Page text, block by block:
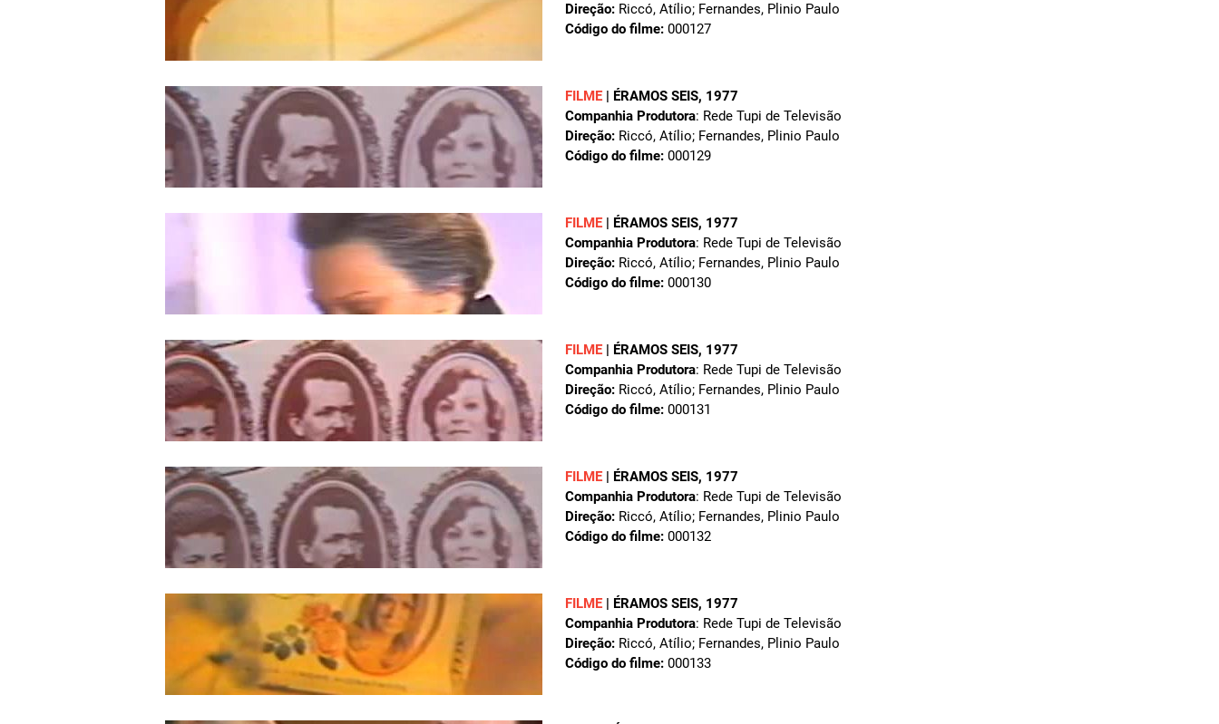
Direção: Riccó, Atílio; Fernandes, Plinio Paulo
Código do filme: 000127
FILME | ÉRAMOS SEIS, 1977
Companhia Produtora: Rede Tupi de Televisão
Direção: Riccó, Atílio; Fernandes, Plinio Paulo
Código do filme: 000129
FILME | ÉRAMOS SEIS, 1977
Companhia Produtora: Rede Tupi de Televisão
Direção: Riccó, Atílio; Fernandes, Plinio Paulo
Código do filme: 000130
FILME | ÉRAMOS SEIS, 1977
Companhia Produtora: Rede Tupi de Televisão
Direção: Riccó, Atílio; Fernandes, Plinio Paulo
Código do filme: 000131
FILME | ÉRAMOS SEIS, 1977
Companhia Produtora: Rede Tupi de Televisão
Direção: Riccó, Atílio; Fernandes, Plinio Paulo
Código do filme: 000132
FILME | ÉRAMOS SEIS, 1977
Companhia Produtora: Rede Tupi de Televisão
Direção: Riccó, Atílio; Fernandes, Plinio Paulo
Código do filme: 000133